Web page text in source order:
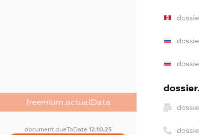
freemium.actualData
document.dueToDate12.10.25